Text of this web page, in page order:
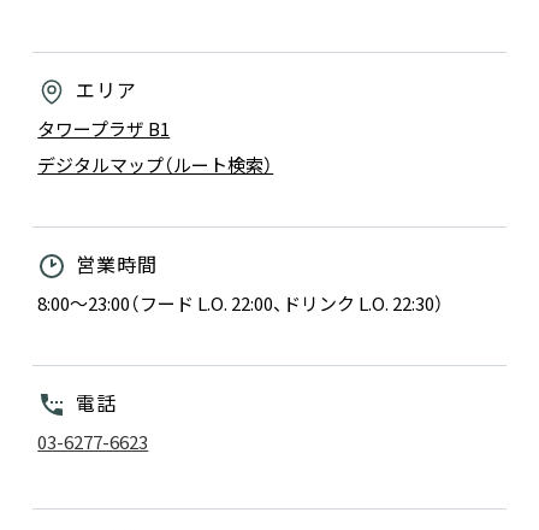
エリア
タワープラザ B1
デジタルマップ（ルート検索）
営業時間
8:00～23:00（フード L.O. 22:00、ドリンク L.O. 22:30）
電話
03-6277-6623